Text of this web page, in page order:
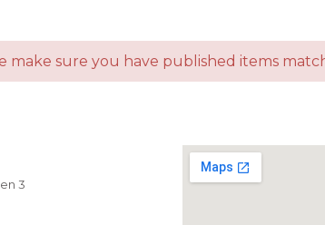
make sure you have published items
3